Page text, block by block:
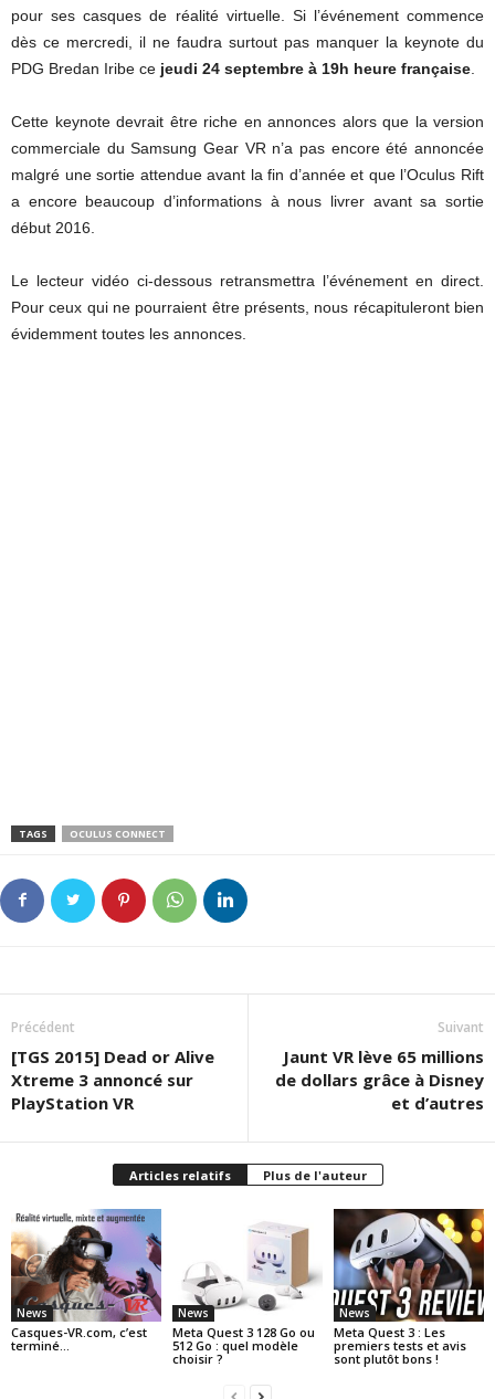
pour ses casques de réalité virtuelle. Si l’événement commence
dès ce mercredi, il ne faudra surtout pas manquer la keynote du
PDG Bredan Iribe ce jeudi 24 septembre à 19h heure française
Cette keynote devrait être riche en annonces alors que la version
commerciale du Samsung Gear VR n’a pas encore été annoncée
malgré une sortie attendue avant la fin d’année et que l’Oculus Rift
a encore beaucoup d’informations à nous livrer avant sa sortie
début 2016.
Le lecteur vidéo ci-dessous retransmettra l’événement en direct.
Pour ceux qui ne pourraient être présents, nous récapituleront bien
évidemment toutes les annonces.
TAGS OCULUS CONNECT
Précédent
[TGS 2015] Dead or Alive
Xtreme 3 annoncé sur
PlayStation VR
Suivant
Jaunt VR lève 65 millions
de dollars grâce à Disney
et d’autres
Articles relatifs Plus de l'auteur
News
Casques-VR.com, c’est
terminé…
News
Meta Quest 3 128 Go ou
512 Go : quel modèle
choisir ?
News
Meta Quest 3 : Les
premiers tests et avis
sont plutôt bons !